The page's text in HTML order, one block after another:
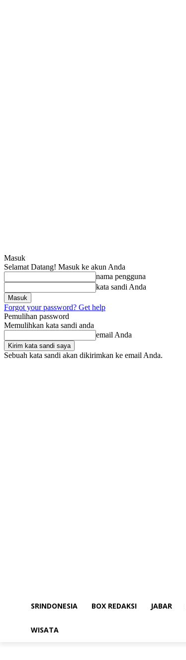
Masuk
Selamat Datang! Masuk ke akun Anda
nama pengguna
kata sandi Anda
Forgot your password? Get help
Pemulihan password
Memulihkan kata sandi anda
email Anda
Sebuah kata sandi akan dikirimkan ke email Anda.
SRINDONESIA BOX REDAKSI JABAR
WISATA